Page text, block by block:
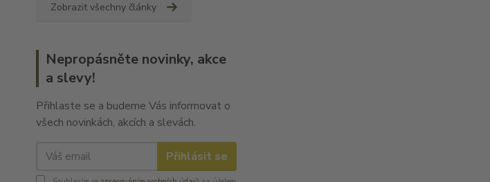
Zobrazit všechny články
Nepropásněte novinky, akce
a slevy!
Přihlaste se a budeme Vás informovat o
všech novinkách, akcích a slevách.
Přihlásit se